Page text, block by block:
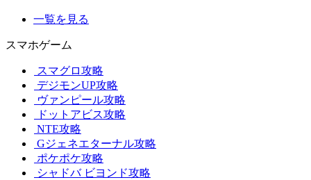
一覧を見る
スマホゲーム
スマグロ攻略
デジモンUP攻略
ヴァンピール攻略
ドットアビス攻略
NTE攻略
Gジェネエターナル攻略
ポケポケ攻略
シャドバ ビヨンド攻略